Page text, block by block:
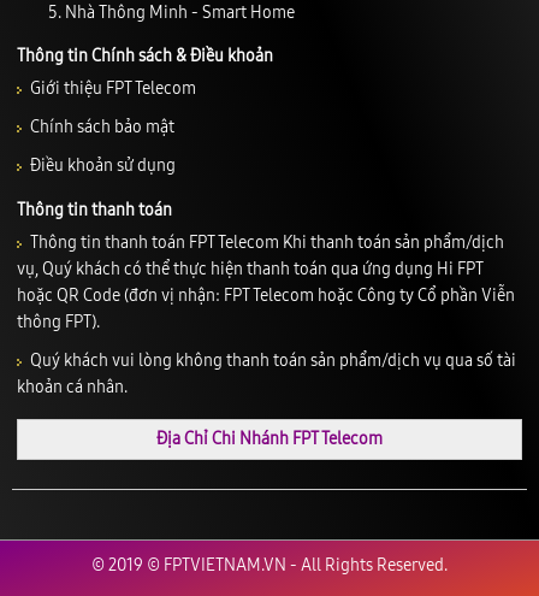
Nhà Thông Minh - Smart Home
Thông tin Chính sách & Điều khoản
Giới thiệu FPT Telecom
Chính sách bảo mật
Điều khoản sử dụng
Thông tin thanh toán
Thông tin thanh toán FPT Telecom Khi thanh toán sản phẩm/dịch
vụ, Quý khách có thể thực hiện thanh toán qua ứng dụng Hi FPT
hoặc QR Code (đơn vị nhận: FPT Telecom hoặc Công ty Cổ phần Viễn
thông FPT).
Quý khách vui lòng không thanh toán sản phẩm/dịch vụ qua số tài
khoản cá nhân.
Địa Chỉ Chi Nhánh FPT Telecom
© 2019 © FPTVIETNAM.VN - All Rights Reserved.